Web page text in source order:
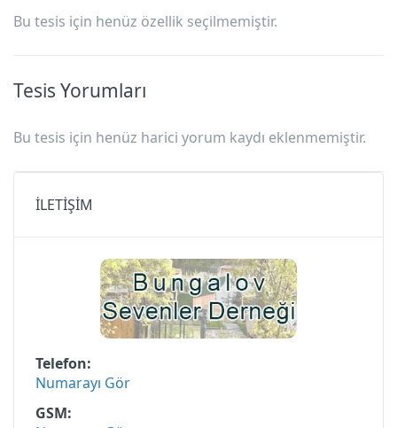
Bu tesis için henüz özellik seçilmemiştir.
Tesis Yorumları
Bu tesis için henüz harici yorum kaydı eklenmemiştir.
İLETİŞİM
Telefon
Numarayı Gör
GSM